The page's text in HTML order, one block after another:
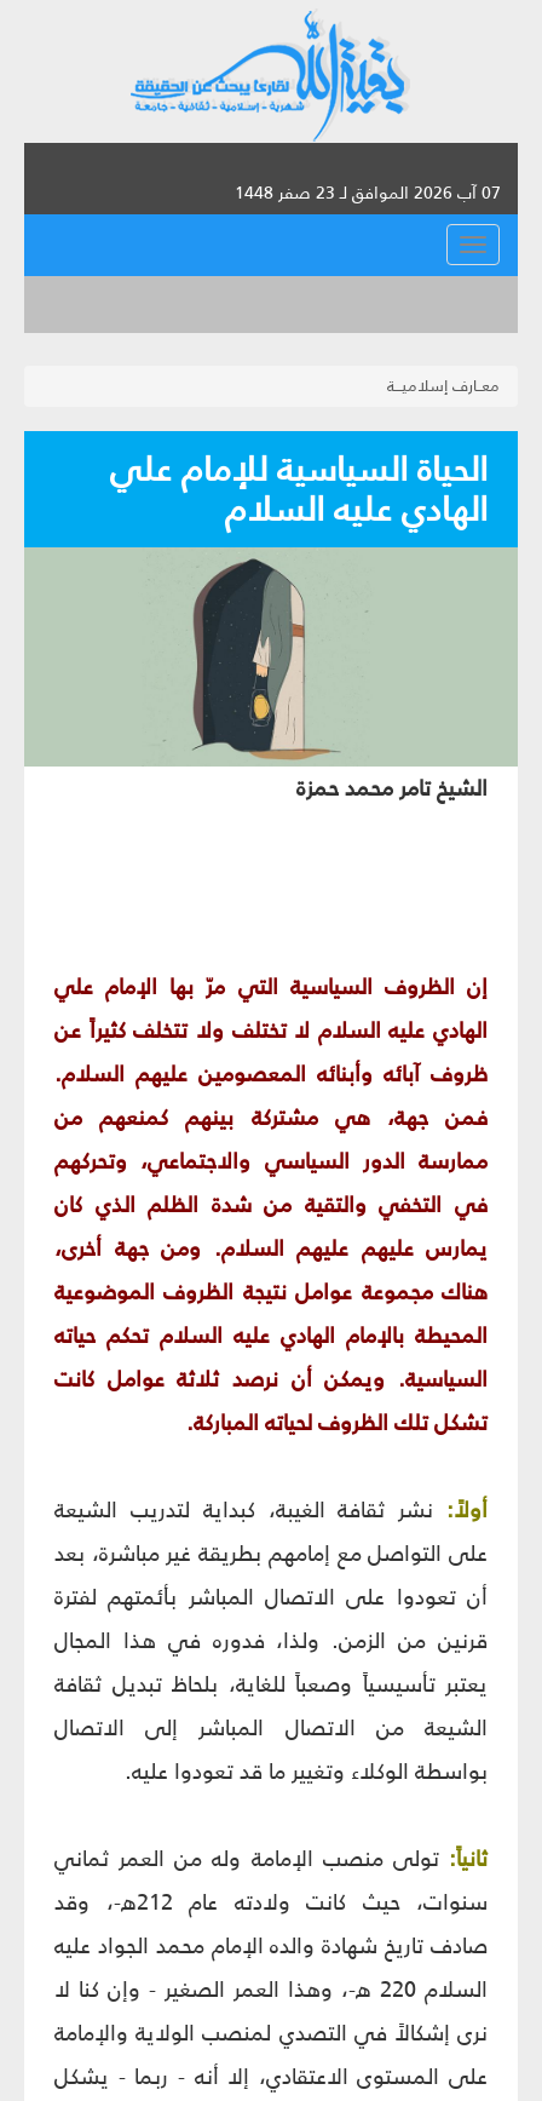
07 آب 2026 الموافق لـ 23 صفر 1448
القائمة
معــارف إسلاميـــة
الحياة السياسية للإمام علي
الهادي عليه السلام
الشيخ تامر محمد حمزة
إن الظروف السياسية التي مرّ بها الإمام علي
الهادي عليه السلام لا تختلف ولا تتخلف كثيراً عن
ظروف آبائه وأبنائه المعصومين عليهم السلام.
فمن جهة، هي مشتركة بينهم كمنعهم من
ممارسة الدور السياسي والاجتماعي، وتحركهم
في التخفي والتقية من شدة الظلم الذي كان
يمارس عليهم عليهم السلام. ومن جهة أخرى،
هناك مجموعة عوامل نتيجة الظروف الموضوعية
المحيطة بالإمام الهادي عليه السلام تحكم حياته
السياسية. ويمكن أن نرصد ثلاثة عوامل كانت
تشكل تلك الظروف لحياته المباركة.
أولاً: نشر ثقافة الغيبة، كبداية لتدريب الشيعة
على التواصل مع إمامهم بطريقة غير مباشرة، بعد
أن تعودوا على الاتصال المباشر بأئمتهم لفترة
قرنين من الزمن. ولذا، فدوره في هذا المجال
يعتبر تأسيسياً وصعباً للغاية، بلحاظ تبديل ثقافة
الشيعة من الاتصال المباشر إلى الاتصال
بواسطة الوكلاء وتغيير ما قد تعودوا عليه.
ثانياً:تولى منصب الإمامة وله من العمر ثماني
سنوات، حيث كانت ولادته عام 212ه-، وقد
صادف تاريخ شهادة والده الإمام محمد الجواد عليه
السلام 220 ه-، وهذا العمر الصغير - وإن كنا لا
نرى إشكالاً في التصدي لمنصب الولاية والإمامة
على المستوى الاعتقادي، إلا أنه - ربما - يشكل